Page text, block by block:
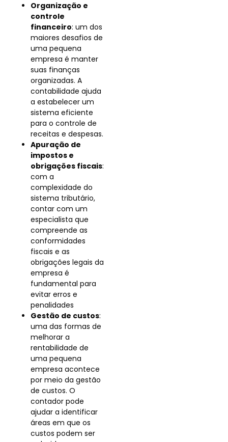
Organização e
controle
financeiro: um dos
maiores desafios de
uma pequena
empresa é manter
suas finanças
organizadas. A
contabilidade ajuda
a estabelecer um
sistema eficiente
para o controle de
receitas e despesas.
Apuração de
impostos e
obrigações fiscais:
com a
complexidade do
sistema tributário,
contar com um
especialista que
compreende as
conformidades
fiscais e as
obrigações legais da
empresa é
fundamental para
evitar erros e
penalidades
Gestão de custos:
uma das formas de
melhorar a
rentabilidade de
uma pequena
empresa acontece
por meio da gestão
de custos. O
contador pode
ajudar a identificar
áreas em que os
custos podem ser